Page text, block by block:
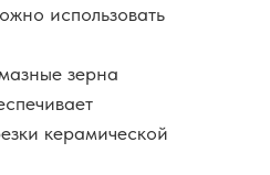
использовать
зерна
керамической